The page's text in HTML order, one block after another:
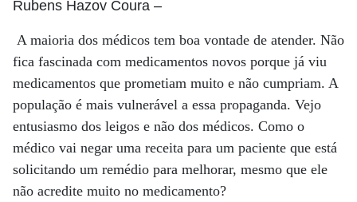
Rubens Hazov Coura –
A maioria dos médicos tem boa vontade de atender. Não
fica fascinada com medicamentos novos porque já viu
medicamentos que prometiam muito e não cumpriam. A
população é mais vulnerável a essa propaganda. Vejo
entusiasmo dos leigos e não dos médicos. Como o
médico vai negar uma receita para um paciente que está
solicitando um remédio para melhorar, mesmo que ele
não acredite muito no medicamento?